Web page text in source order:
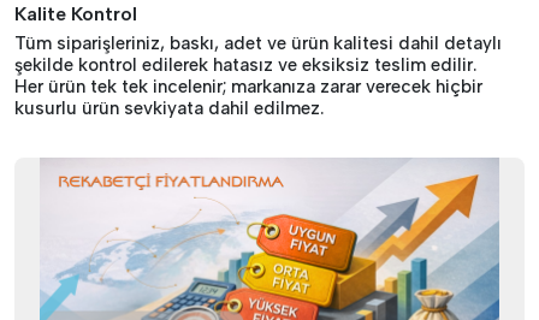
Kalite Kontrol
Tüm siparişleriniz, baskı, adet ve ürün kalitesi dahil detaylı
şekilde kontrol edilerek hatasız ve eksiksiz teslim edilir.
Her ürün tek tek incelenir; markanıza zarar verecek hiçbir
kusurlu ürün sevkiyata dahil edilmez.